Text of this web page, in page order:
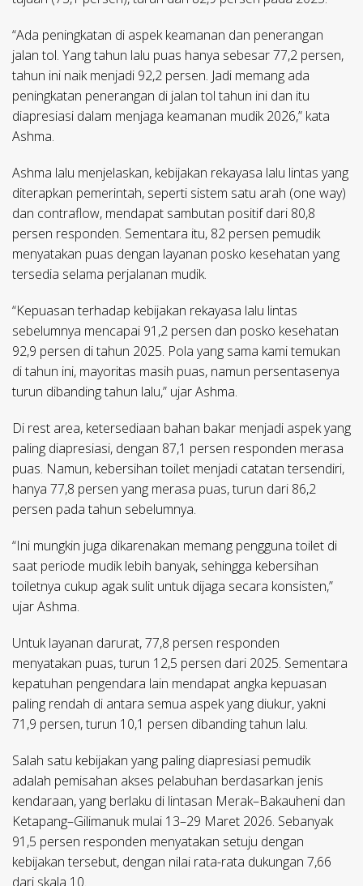
“Ada peningkatan di aspek keamanan dan penerangan
jalan tol. Yang tahun lalu puas hanya sebesar 77,2 persen,
tahun ini naik menjadi 92,2 persen. Jadi memang ada
peningkatan penerangan di jalan tol tahun ini dan itu
diapresiasi dalam menjaga keamanan mudik 2026,” kata
Ashma.
Ashma lalu menjelaskan, kebijakan rekayasa lalu lintas yang
diterapkan pemerintah, seperti sistem satu arah (one way)
dan contraflow, mendapat sambutan positif dari 80,8
persen responden. Sementara itu, 82 persen pemudik
menyatakan puas dengan layanan posko kesehatan yang
tersedia selama perjalanan mudik.
“Kepuasan terhadap kebijakan rekayasa lalu lintas
sebelumnya mencapai 91,2 persen dan posko kesehatan
92,9 persen di tahun 2025. Pola yang sama kami temukan
di tahun ini, mayoritas masih puas, namun persentasenya
turun dibanding tahun lalu,” ujar Ashma.
Di rest area, ketersediaan bahan bakar menjadi aspek yang
paling diapresiasi, dengan 87,1 persen responden merasa
puas. Namun, kebersihan toilet menjadi catatan tersendiri,
hanya 77,8 persen yang merasa puas, turun dari 86,2
persen pada tahun sebelumnya.
“Ini mungkin juga dikarenakan memang pengguna toilet di
saat periode mudik lebih banyak, sehingga kebersihan
toiletnya cukup agak sulit untuk dijaga secara konsisten,”
ujar Ashma.
Untuk layanan darurat, 77,8 persen responden
menyatakan puas, turun 12,5 persen dari 2025. Sementara
kepatuhan pengendara lain mendapat angka kepuasan
paling rendah di antara semua aspek yang diukur, yakni
71,9 persen, turun 10,1 persen dibanding tahun lalu.
Salah satu kebijakan yang paling diapresiasi pemudik
adalah pemisahan akses pelabuhan berdasarkan jenis
kendaraan, yang berlaku di lintasan Merak–Bakauheni dan
Ketapang–Gilimanuk mulai 13–29 Maret 2026. Sebanyak
91,5 persen responden menyatakan setuju dengan
kebijakan tersebut, dengan nilai rata-rata dukungan 7,66
dari skala 10.